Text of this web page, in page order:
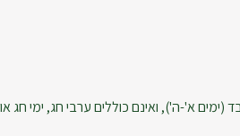
(ימים א'-ה'), ואינם כוללים ערבי חג, ימי חג או